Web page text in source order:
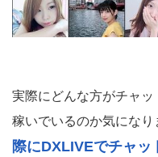
実際にどんな方がチャ
稼いでいるのか気にな
際にDXLIVEでチャッ